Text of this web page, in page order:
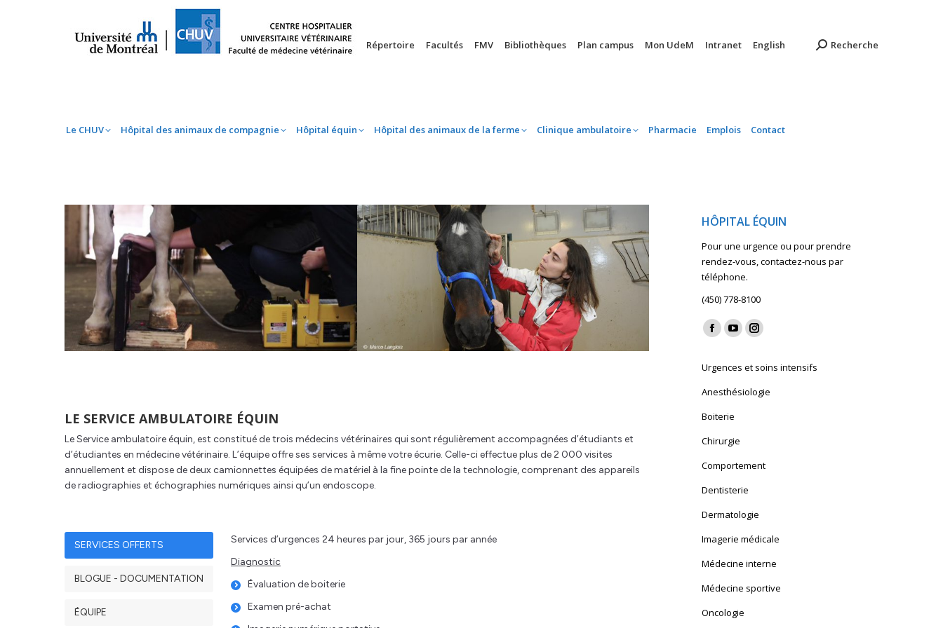
Répertoire Facultés FMV Bibliothèques Plan campus Mon UdeM Intranet English Recherche
Le CHUV Hôpital des animaux de compagnie Hôpital équin Hôpital des animaux de la ferme Clinique ambulatoire Pharmacie Emplois Contact
LE SERVICE AMBULATOIRE ÉQUIN
Le Service ambulatoire équin, est constitué de trois médecins vétérinaires qui sont régulièrement accompagnées d’étudiants et
d’étudiantes en médecine vétérinaire. L’équipe offre ses services à même votre écurie. Celle-ci effectue plus de 2 000 visites
annuellement et dispose de deux camionnettes équipées de matériel à la fine pointe de la technologie, comprenant des appareils
de radiographies et échographies numériques ainsi qu’un endoscope.
SERVICES OFFERTS
BLOGUE - DOCUMENTATION
ÉQUIPE
Services d’urgences 24 heures par jour, 365 jours par année
Diagnostic
Évaluation de boiterie
Examen pré-achat
HÔPITAL ÉQUIN
Pour une urgence ou pour prendre
rendez-vous, contactez-nous par
téléphone.
(450) 778-8100
Find us on:
Facebook
opens
in
YouTube
opens
in
Instagram
opens
in
Urgences et soins intensifs
Anesthésiologie
Boiterie
Chirurgie
Comportement
Dentisterie
Dermatologie
Imagerie médicale
Médecine interne
Médecine sportive
Oncologie
Le CHUV Hôpital des animaux de compagnie Hôpital équin